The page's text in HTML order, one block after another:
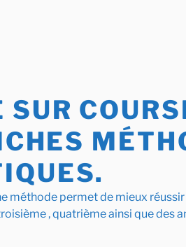
SUR
méthode permet de mieux
, quatrième ainsi que des